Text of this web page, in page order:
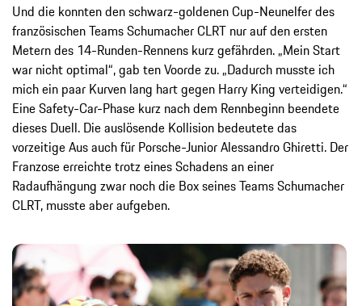
Und die konnten den schwarz-goldenen Cup-Neunelfer des
französischen Teams Schumacher CLRT nur auf den ersten
Metern des 14-Runden-Rennens kurz gefährden. „Mein Start
war nicht optimal“, gab ten Voorde zu. „Dadurch musste ich
mich ein paar Kurven lang hart gegen Harry King verteidigen.“
Eine Safety-Car-Phase kurz nach dem Rennbeginn beendete
dieses Duell. Die auslösende Kollision bedeutete das
vorzeitige Aus auch für Porsche-Junior Alessandro Ghiretti. Der
Franzose erreichte trotz eines Schadens an einer
Radaufhängung zwar noch die Box seines Teams Schumacher
CLRT, musste aber aufgeben.